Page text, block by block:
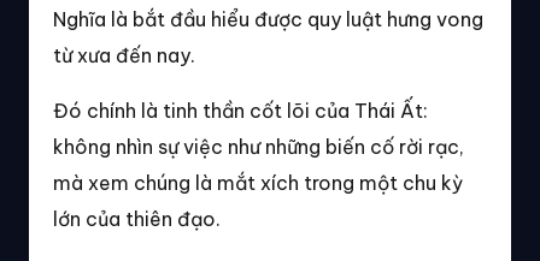
Nghĩa là bắt đầu hiểu được quy luật hưng vong
từ xưa đến nay.
Đó chính là tinh thần cốt lõi của Thái Ất:
không nhìn sự việc như những biến cố rời rạc,
mà xem chúng là mắt xích trong một chu kỳ
lớn của thiên đạo.